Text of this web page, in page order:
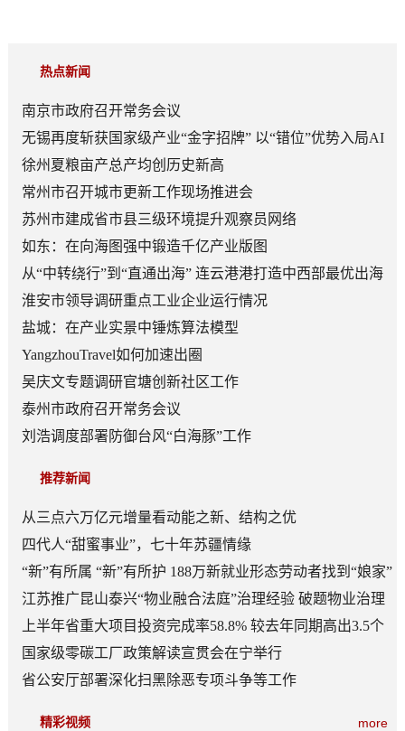
热点新闻
南京市政府召开常务会议
无锡再度斩获国家级产业“金字招牌” 以“错位”优势入局AI
顶层赛道
徐州夏粮亩产总产均创历史新高
常州市召开城市更新工作现场推进会
苏州市建成省市县三级环境提升观察员网络
如东：在向海图强中锻造千亿产业版图
从“中转绕行”到“直通出海” 连云港港打造中西部最优出海
口
淮安市领导调研重点工业企业运行情况
盐城：在产业实景中锤炼算法模型
YangzhouTravel如何加速出圈
吴庆文专题调研官塘创新社区工作
泰州市政府召开常务会议
刘浩调度部署防御台风“白海豚”工作
推荐新闻
从三点六万亿元增量看动能之新、结构之优
四代人“甜蜜事业”，七十年苏疆情缘
“新”有所属 “新”有所护 188万新就业形态劳动者找到“娘家”
江苏推广昆山泰兴“物业融合法庭”治理经验 破题物业治理
“老大难”
上半年省重大项目投资完成率58.8% 较去年同期高出3.5个
百分点
国家级零碳工厂政策解读宣贯会在宁举行
省公安厅部署深化扫黑除恶专项斗争等工作
more
精彩视频